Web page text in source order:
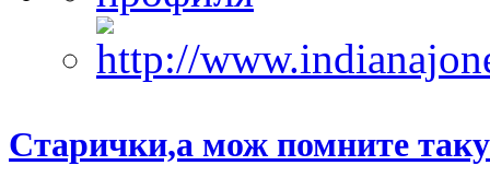
Старички,а мож помните